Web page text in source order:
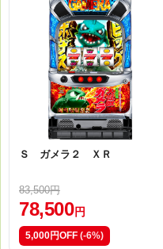
Ｓ ガメラ２ ＸＲ
83,500円
78,500 円
5,000円OFF (-6%)